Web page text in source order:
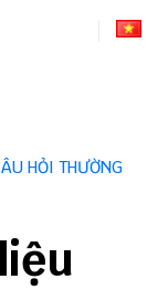
HỎI THƯỜNG